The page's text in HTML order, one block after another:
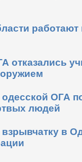
работают
отказались
ОГА
людей
в